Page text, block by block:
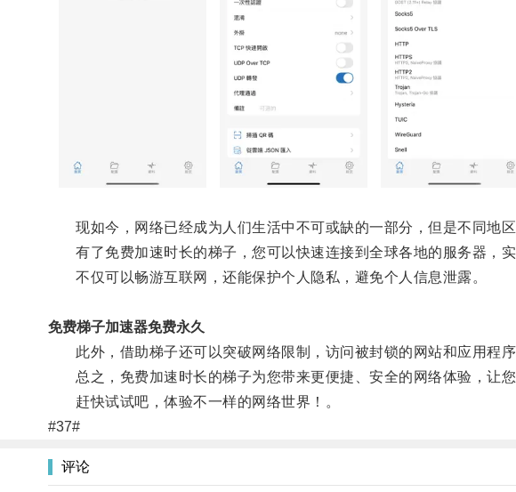
现如今，网络已经成为人们生活中不可或缺的一部分，但是不同地区
有了免费加速时长的梯子，您可以快速连接到全球各地的服务器，实
不仅可以畅游互联网，还能保护个人隐私，避免个人信息泄露。
免费梯子加速器免费永久
此外，借助梯子还可以突破网络限制，访问被封锁的网站和应用程序
总之，免费加速时长的梯子为您带来更便捷、安全的网络体验，让您
赶快试试吧，体验不一样的网络世界！。
#37#
评论